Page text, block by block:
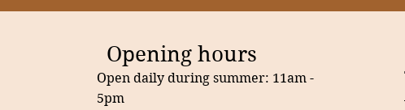
Opening hours
Open daily during summer: 11am -
5pm